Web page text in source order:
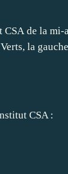
de la
la
CSA :